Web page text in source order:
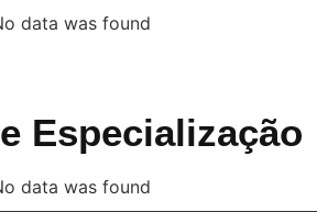
data was found
Especialização
data was found